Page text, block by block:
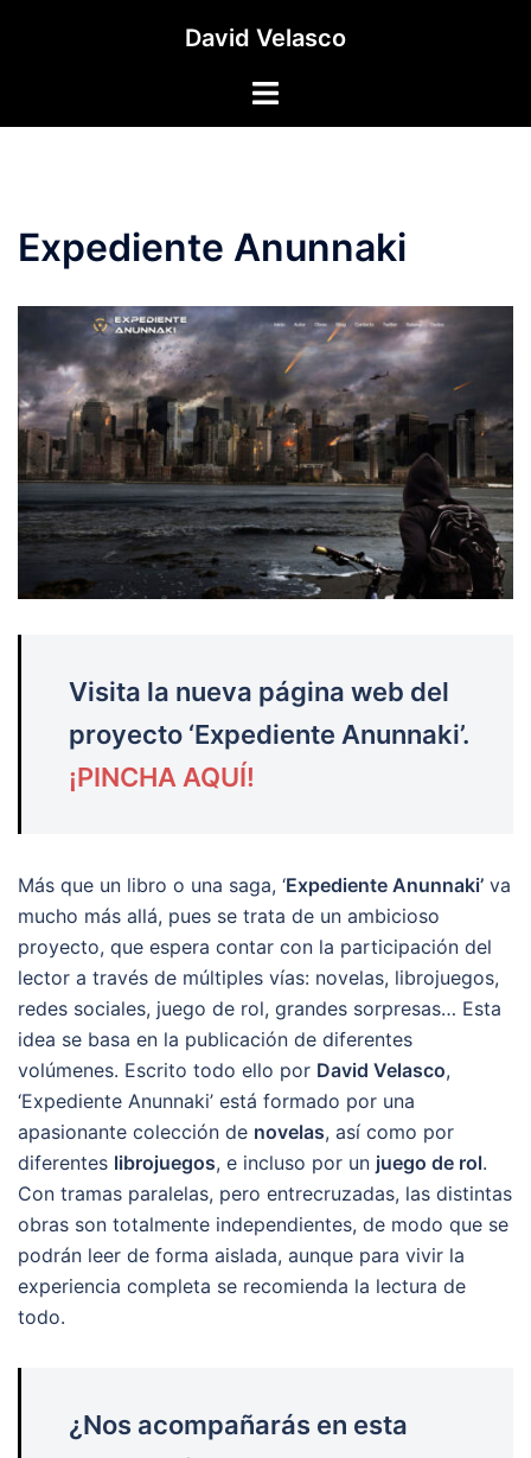
David Velasco
Alternar
Expediente Anunnaki
Visita la nueva página web del
proyecto ‘Expediente Anunnaki’.
¡PINCHA AQUÍ!
Más que un libro o una saga, ‘Expediente Anunnaki’ va
mucho más allá, pues se trata de un ambicioso
proyecto, que espera contar con la participación del
lector a través de múltiples vías: novelas, librojuegos,
redes sociales, juego de rol, grandes sorpresas… Esta
idea se basa en la publicación de diferentes
volúmenes. Escrito todo ello por David Velasco,
‘Expediente Anunnaki’ está formado por una
apasionante colección de novelas, así como por
diferentes librojuegos, e incluso por un juego de rol.
Con tramas paralelas, pero entrecruzadas, las distintas
obras son totalmente independientes, de modo que se
podrán leer de forma aislada, aunque para vivir la
experiencia completa se recomienda la lectura de
todo.
¿Nos acompañarás en esta